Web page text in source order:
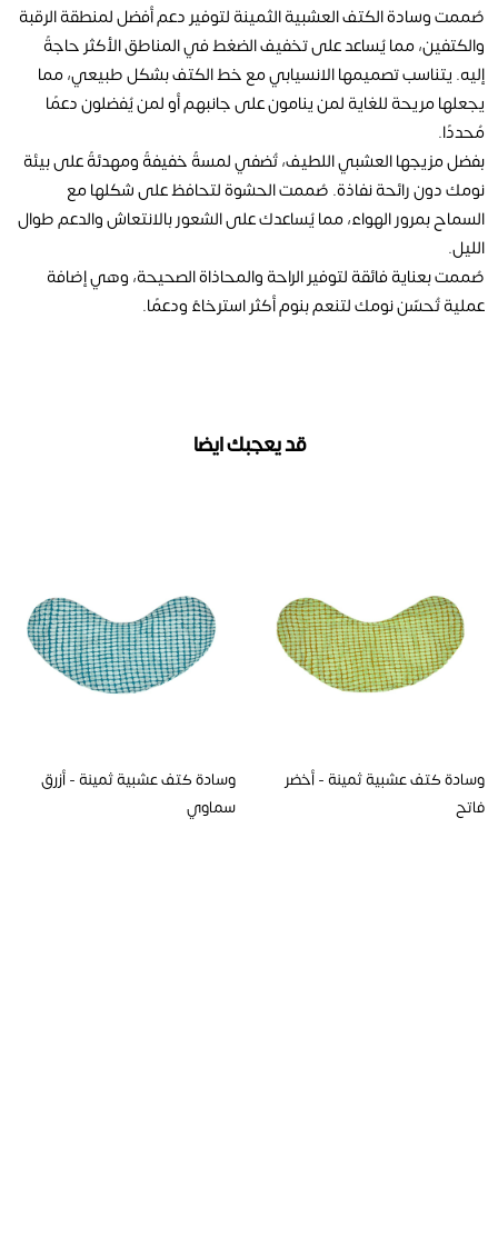
صُممت وسادة الكتف العشبية الثمينة لتوفير دعم أفضل لمنطقة الرقبة
والكتفين، مما يُساعد على تخفيف الضغط في المناطق الأكثر حاجةً
إليه. يتناسب تصميمها الانسيابي مع خط الكتف بشكل طبيعي، مما
يجعلها مريحة للغاية لمن ينامون على جانبهم أو لمن يُفضلون دعمًا
مُحددًا.
بفضل مزيجها العشبي اللطيف، تُضفي لمسةً خفيفةً ومهدئةً على بيئة
نومك دون رائحة نفاذة. صُممت الحشوة لتحافظ على شكلها مع
السماح بمرور الهواء، مما يُساعدك على الشعور بالانتعاش والدعم طوال
الليل.
صُممت بعناية فائقة لتوفير الراحة والمحاذاة الصحيحة، وهي إضافة
عملية تُحسّن نومك لتنعم بنوم أكثر استرخاءً ودعمًا.
قد يعجبك ايضا
وسادة كتف عشبية ثمينة - أخضر
فاتح
وسادة كتف عشبية ثمينة - أزرق
سماوي